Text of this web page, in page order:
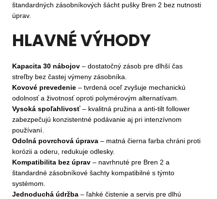
štandardných zásobníkových šácht pušky Bren 2 bez nutnosti
úprav.
HLAVNÉ VÝHODY
Kapacita 30 nábojov – dostatočný zásob pre dlhší čas
streľby bez častej výmeny zásobníka.
Kovové prevedenie – tvrdená oceľ zvyšuje mechanickú
odolnosť a životnosť oproti polymérovým alternatívam.
Vysoká spoľahlivosť – kvalitná pružina a anti-tilt follower
zabezpečujú konzistentné podávanie aj pri intenzívnom
používaní.
Odolná povrchová úprava – matná čierna farba chráni proti
korózii a oderu, redukuje odlesky.
Kompatibilita bez úprav – navrhnuté pre Bren 2 a
štandardné zásobníkové šachty kompatibilné s týmto
systémom.
Jednoduchá údržba – ľahké čistenie a servis pre dlhú